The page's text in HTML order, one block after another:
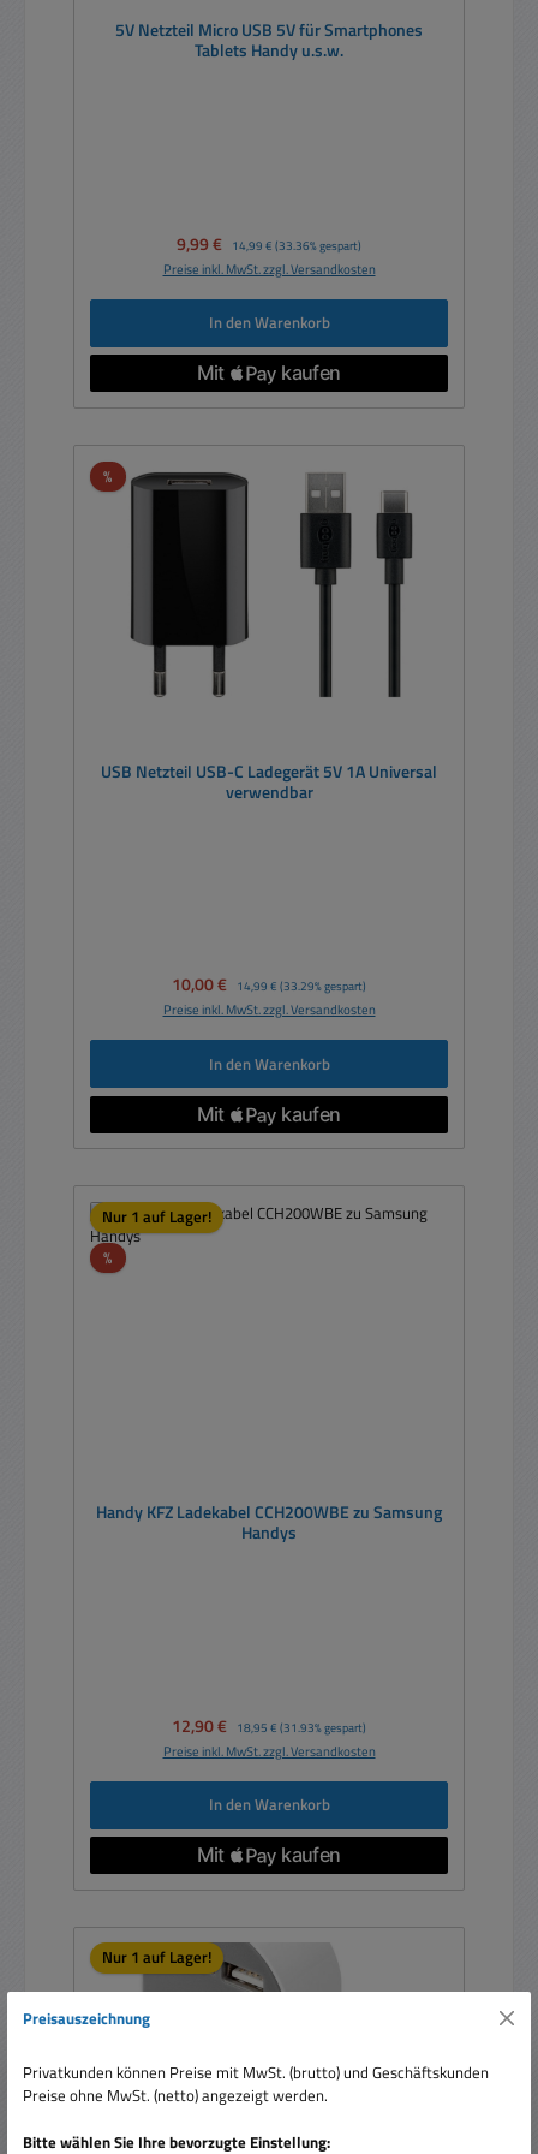
5V Netzteil Micro USB 5V für Smartphones
Tablets Handy u.s.w.
Verkaufspreis:
9,99 € Regulärer Preis:
14,99 € (33.36% gespart)
Preise inkl. MwSt. zzgl. Versandkosten
In den Warenkorb
%Rabatt
USB Netzteil USB-C Ladegerät 5V 1A Universal
verwendbar
Verkaufspreis:
10,00 € Regulärer Preis:
14,99 € (33.29% gespart)
Preise inkl. MwSt. zzgl. Versandkosten
In den Warenkorb
Nur 1 auf Lager!
%Rabatt
Handy KFZ Ladekabel CCH200WBE zu Samsung
Handys
Verkaufspreis:
12,90 € Regulärer Preis:
18,95 € (31.93% gespart)
Preise inkl. MwSt. zzgl. Versandkosten
In den Warenkorb
Nur 1 auf Lager!
Preisauszeichnung
Privatkunden können Preise mit MwSt. (brutto) und Geschäftskunden
Preise ohne MwSt. (netto) angezeigt werden.
Bitte wählen Sie Ihre bevorzugte Einstellung: